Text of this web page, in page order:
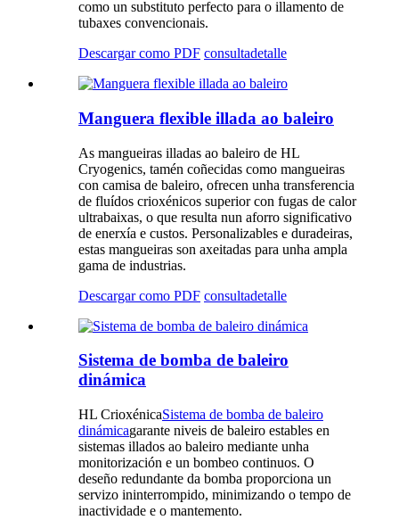
como un substituto perfecto para o illamento de
tubaxes convencionais.
Descargar como PDF consultadetalle
Manguera flexible illada ao baleiro
As mangueiras illadas ao baleiro de HL
Cryogenics, tamén coñecidas como mangueiras
con camisa de baleiro, ofrecen unha transferencia
de fluídos crioxénicos superior con fugas de calor
ultrabaixas, o que resulta nun aforro significativo
de enerxía e custos. Personalizables e duradeiras,
estas mangueiras son axeitadas para unha ampla
gama de industrias.
Descargar como PDF consultadetalle
Sistema de bomba de baleiro
dinámica
HL CrioxénicaSistema de bomba de baleiro
dinámicagarante niveis de baleiro estables en
sistemas illados ao baleiro mediante unha
monitorización e un bombeo continuos. O
deseño redundante da bomba proporciona un
servizo ininterrompido, minimizando o tempo de
inactividade e o mantemento.